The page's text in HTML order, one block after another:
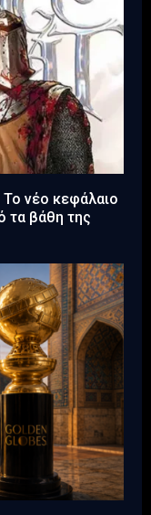
νέο κεφάλαιο
τα βάθη της